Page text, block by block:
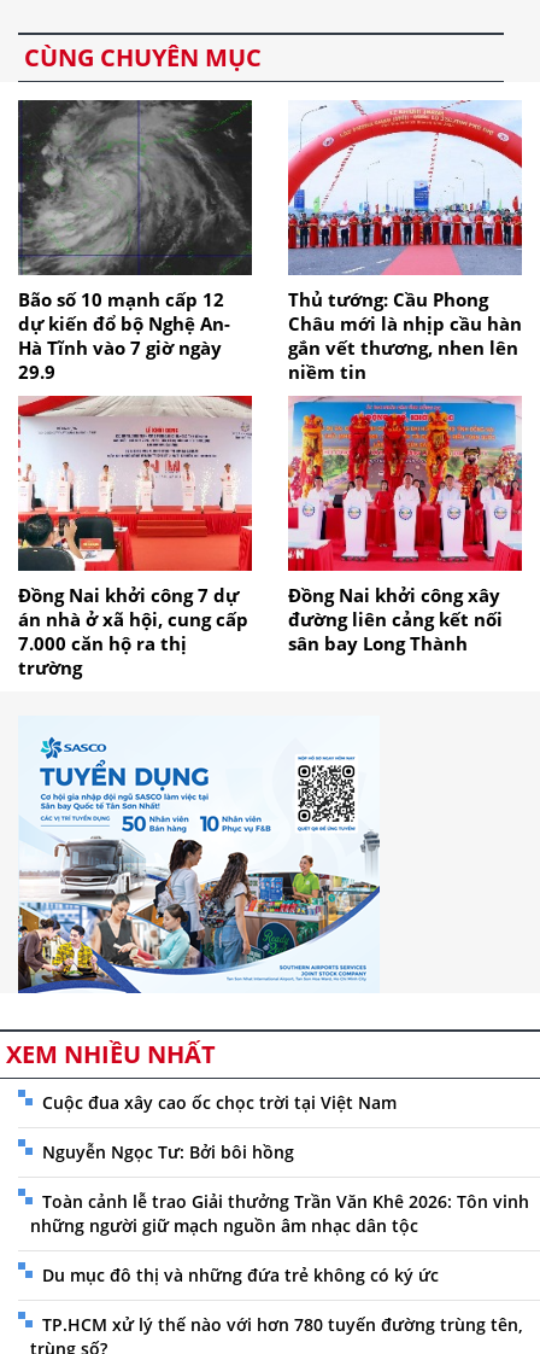
CÙNG CHUYÊN MỤC
Bão số 10 mạnh cấp 12
dự kiến đổ bộ Nghệ An-
Hà Tĩnh vào 7 giờ ngày
29.9
Thủ tướng: Cầu Phong
Châu mới là nhịp cầu hàn
gắn vết thương, nhen lên
niềm tin
Đồng Nai khởi công 7 dự
án nhà ở xã hội, cung cấp
7.000 căn hộ ra thị
trường
Đồng Nai khởi công xây
đường liên cảng kết nối
sân bay Long Thành
XEM NHIỀU NHẤT
Cuộc đua xây cao ốc chọc trời tại Việt Nam
Nguyễn Ngọc Tư: Bởi bôi hồng
Toàn cảnh lễ trao Giải thưởng Trần Văn Khê 2026: Tôn vinh
những người giữ mạch nguồn âm nhạc dân tộc
Du mục đô thị và những đứa trẻ không có ký ức
TP.HCM xử lý thế nào với hơn 780 tuyến đường trùng tên,
trùng số?